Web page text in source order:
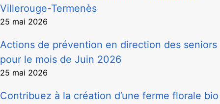
Villerouge-Termenès
25 mai 2026
Actions de prévention en direction des seniors
pour le mois de Juin 2026
25 mai 2026
Contribuez à la création d’une ferme florale bio